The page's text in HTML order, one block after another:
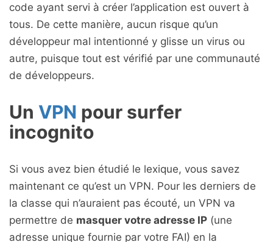
code ayant servi à créer l’application est ouvert à
tous. De cette manière, aucun risque qu’un
développeur mal intentionné y glisse un virus ou
autre, puisque tout est vérifié par une communauté
de développeurs.
Un VPN pour surfer
incognito
Si vous avez bien étudié le lexique, vous savez
maintenant ce qu’est un VPN. Pour les derniers de
la classe qui n’auraient pas écouté, un VPN va
permettre de masquer votre adresse IP (une
adresse unique fournie par votre FAI) en la